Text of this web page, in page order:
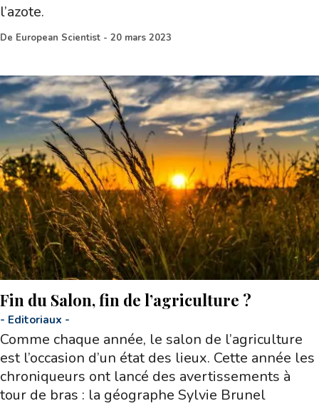
l’azote.
De European Scientist - 20 mars 2023
Fin du Salon, fin de l’agriculture ?
- Editoriaux -
Comme chaque année, le salon de l’agriculture
est l’occasion d’un état des lieux. Cette année les
chroniqueurs ont lancé des avertissements à
tour de bras : la géographe Sylvie Brunel